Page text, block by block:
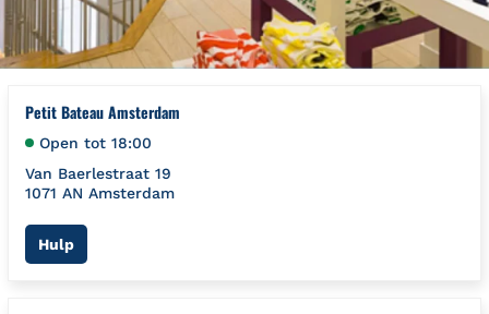
Petit Bateau Amsterdam
Open tot 18:00
Van Baerlestraat 19
1071 AN Amsterdam
HulpLink Opens in New Tab